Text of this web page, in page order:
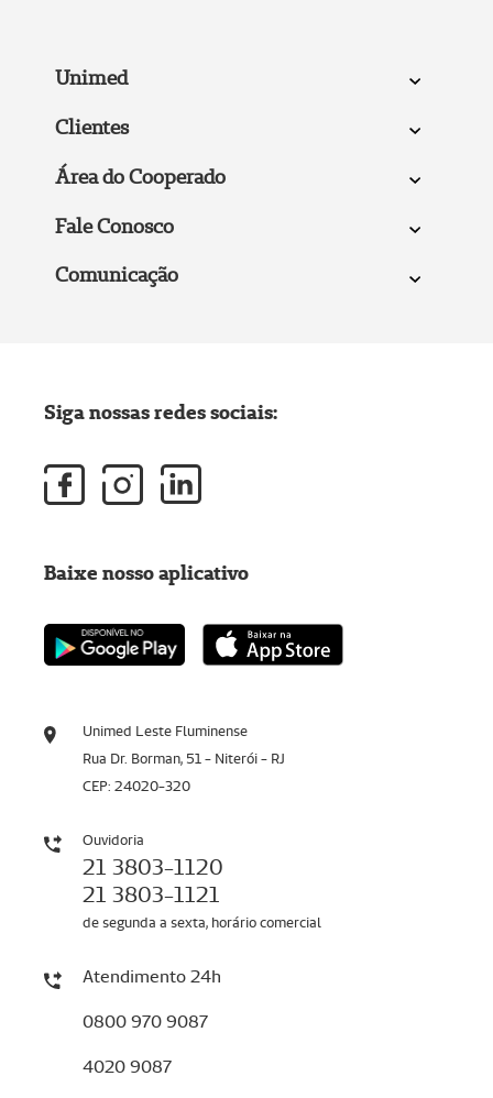
Unimed
Clientes
Área do Cooperado
Fale Conosco
Comunicação
Unimed Leste Fluminense
Rua Dr. Borman, 51 - Niterói - RJ
CEP: 24020-320
Ouvidoria
21 3803-1120
21 3803-1121
de segunda a sexta, horário comercial
Atendimento 24h
0800 970 9087
4020 9087
Siga nossas redes sociais:
Baixe nosso aplicativo